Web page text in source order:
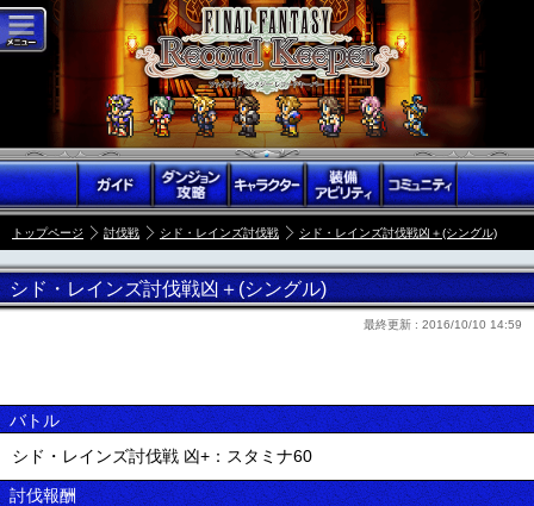
トップページ 討伐戦 シド・レインズ討伐戦 シド・レインズ討伐戦凶＋(シングル)
シド・レインズ討伐戦凶＋(シングル)
最終更新 : 2016/10/10 14:59
バトル
シド・レインズ討伐戦 凶+：スタミナ60
討伐報酬